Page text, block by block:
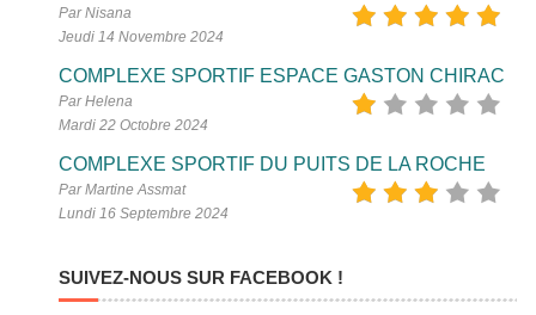
Par Nisana
Jeudi 14 Novembre 2024
COMPLEXE SPORTIF ESPACE GASTON CHIRAC
Par Helena
Mardi 22 Octobre 2024
COMPLEXE SPORTIF DU PUITS DE LA ROCHE
Par Martine Assmat
Lundi 16 Septembre 2024
SUIVEZ-NOUS SUR FACEBOOK !